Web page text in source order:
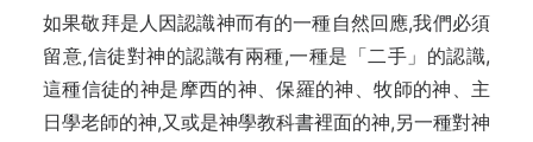
如果敬拜是人因認識神而有的一種自然回應,我們必須
留意,信徒對神的認識有兩種,一種是「二手」的認識,
這種信徒的神是摩西的神、保羅的神、牧師的神、主
日學老師的神,又或是神學教科書裡面的神,另一種對神